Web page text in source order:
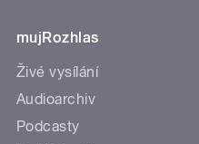
mujRozhlas
Živé vysílání
Audioarchiv
Podcasty